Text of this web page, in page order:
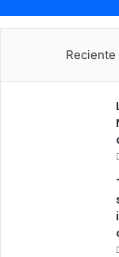
Reciente